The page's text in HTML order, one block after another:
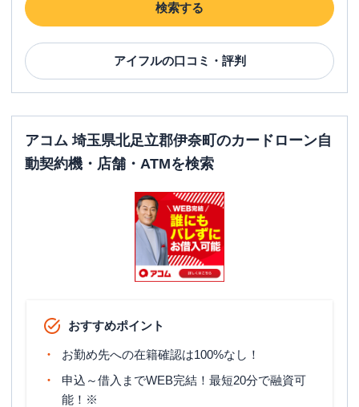
検索する
アイフルの口コミ・評判
アコム 埼玉県北足立郡伊奈町のカードローン自
動契約機・店舗・ATMを検索
おすすめポイント
お勤め先への在籍確認は100%なし！
申込～借入までWEB完結！最短20分で融資可
能！※